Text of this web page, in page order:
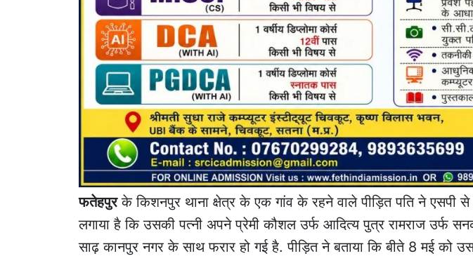
फतेहपुरके किशनपुर थाना क्षेत्र के एक गांव के रहने वाले पीड़ित पति ने एसपी
लगाया है कि उसकी पत्नी अपने प्रेमी कौशल उर्फ आदित्य पुत्र रामराज उर्फ
साढ़ कानपुर नगर के साथ फरार हो गई है. पीड़ित ने बताया कि बीते 8 मई को